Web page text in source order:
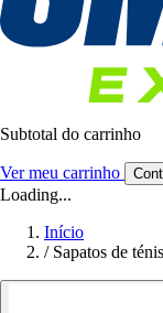
Subtotal do carrinho
Ver meu carrinho
Loading...
Início
/ Sapatos de